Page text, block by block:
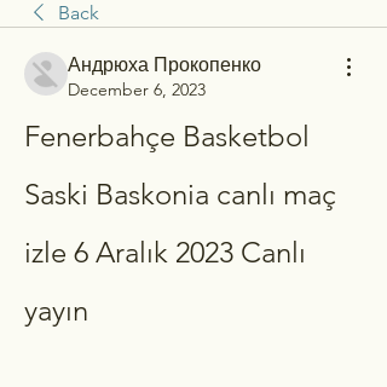
Back
Андрюха Прокопенко
December 6, 2023
Fenerbahçe Basketbol
Saski Baskonia canlı maç
izle 6 Aralık 2023 Canlı
yayın